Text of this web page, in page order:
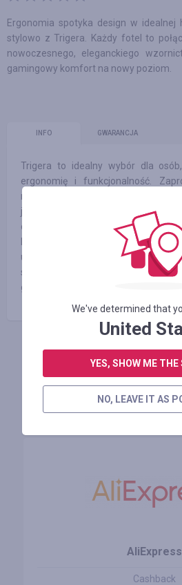
Ergonomia spotyka design w
stylowo z Trigera. Każdy fotel to
nowoczesnego, eleganckiego
gamingowy komfort na nowy poziom.
INFO GWARANCJA
Trigera to idealny wybór dla
ergonomię i funkcjonalność.
myślą o profesjonalistach, jak i
jest doskonałym rozwiązaniem
długie godziny przy
komfortu. Model Two przemówi
uwagę na detale i doceniają
styl, pasujący do każdej
gamingowego stanowiska czy
Podobne
AliExpress
Cashback
We've determined that
United
YES, SHOW ME THE
NO, LEAVE IT AS